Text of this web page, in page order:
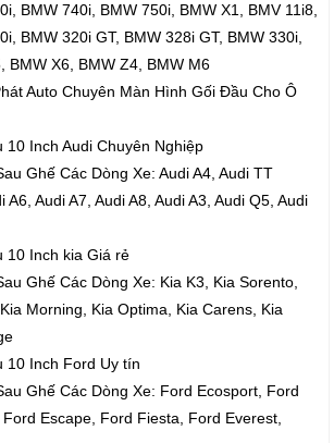
BMW 740i, BMW 750i, BMW X1, BMV 11i8,
BMW 320i GT, BMW 328i GT, BMW 330i,
BMW X6, BMW Z4, BMW M6
Auto Chuyên Màn Hình Gối Đầu Cho Ô
Inch Audi Chuyên Nghiệp
Ghế Các Dòng Xe: Audi A4, Audi TT
A6, Audi A7, Audi A8, Audi A3, Audi Q5, Audi
10 Inch kia Giá rẻ
Ghế Các Dòng Xe: Kia K3, Kia Sorento,
Morning, Kia Optima, Kia Carens, Kia
10 Inch Ford Uy tín
Ghế Các Dòng Xe: Ford Ecosport, Ford
Escape, Ford Fiesta, Ford Everest,